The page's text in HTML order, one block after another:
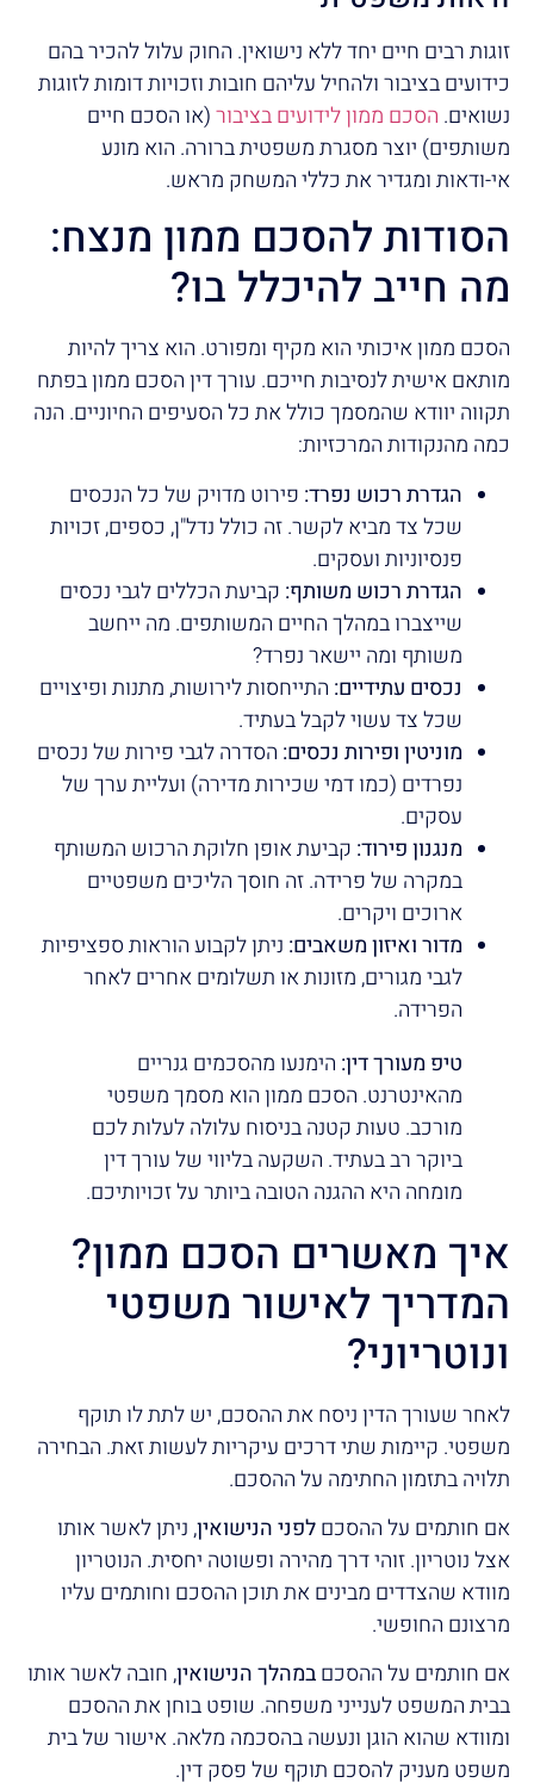
זוגות רבים חיים יחד ללא נישואין. החוק עלול להכיר בהם
כידועים בציבור ולהחיל עליהם חובות וזכויות דומות לזוגות
נשואים. הסכם ממון לידועים בציבור(או הסכם חיים
משותפים) יוצר מסגרת משפטית ברורה. הוא מונע
אי-ודאות ומגדיר את כללי המשחק מראש.
הסודות להסכם ממון מנצח:
מה חייב להיכלל בו?
הסכם ממון איכותי הוא מקיף ומפורט. הוא צריך להיות
מותאם אישית לנסיבות חייכם. עורך דין הסכם ממון בפתח
תקווה יוודא שהמסמך כולל את כל הסעיפים החיוניים. הנה
כמה מהנקודות המרכזיות:
הגדרת רכוש נפרד: פירוט מדויק של כל הנכסים
שכל צד מביא לקשר. זה כולל נדל"ן, כספים, זכויות
פנסיוניות ועסקים.
הגדרת רכוש משותף: קביעת הכללים לגבי נכסים
שייצברו במהלך החיים המשותפים. מה ייחשב
משותף ומה יישאר נפרד?
נכסים עתידיים: התייחסות לירושות, מתנות ופיצויים
שכל צד עשוי לקבל בעתיד.
מוניטין ופירות נכסים: הסדרה לגבי פירות של נכסים
נפרדים (כמו דמי שכירות מדירה) ועליית ערך של
עסקים.
מנגנון פירוד: קביעת אופן חלוקת הרכוש המשותף
במקרה של פרידה. זה חוסך הליכים משפטיים
ארוכים ויקרים.
מדור ואיזון משאבים: ניתן לקבוע הוראות ספציפיות
לגבי מגורים, מזונות או תשלומים אחרים לאחר
הפרידה.
טיפ מעורך דין: הימנעו מהסכמים גנריים
מהאינטרנט. הסכם ממון הוא מסמך משפטי
מורכב. טעות קטנה בניסוח עלולה לעלות לכם
ביוקר רב בעתיד. השקעה בליווי של עורך דין
מומחה היא ההגנה הטובה ביותר על זכויותיכם.
איך מאשרים הסכם ממון?
המדריך לאישור משפטי
ונוטריוני?
לאחר שעורך הדין ניסח את ההסכם, יש לתת לו תוקף
משפטי. קיימות שתי דרכים עיקריות לעשות זאת. הבחירה
תלויה בתזמון החתימה על ההסכם.
אם חותמים על ההסכםלפני הנישואין, ניתן לאשר אותו
אצל נוטריון. זוהי דרך מהירה ופשוטה יחסית. הנוטריון
מוודא שהצדדים מבינים את תוכן ההסכם וחותמים עליו
מרצונם החופשי.
אם חותמים על ההסכםבמהלך הנישואין, חובה לאשר אותו
בבית המשפט לענייני משפחה. שופט בוחן את ההסכם
ומוודא שהוא הוגן ונעשה בהסכמה מלאה. אישור של בית
משפט מעניק להסכם תוקף של פסק דין.